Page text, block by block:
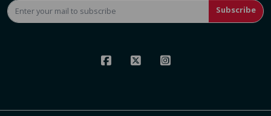
Subscribe